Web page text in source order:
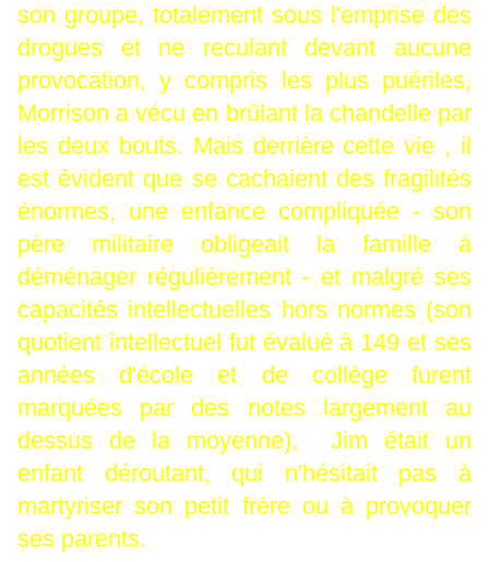
son groupe, totalement sous l'emprise des
drogues et ne reculant devant aucune
provocation, y compris les plus puériles,
Morrison a vécu en brûlant la chandelle par
les deux bouts. Mais derrière cette vie , il
est évident que se cachaient des fragilités
énormes, une enfance compliquée - son
père militaire obligeait la famille à
déménager régulièrement - et malgré ses
capacités intellectuelles hors normes (son
quotient intellectuel fut évalué à 149 et ses
années d'école et de collège furent
marquées par des notes largement au
dessus de la moyenne), Jim était un
enfant déroutant, qui n'hésitait pas à
martyriser son petit frère ou à provoquer
ses parents.